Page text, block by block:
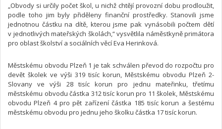
„Obvody si určily počet škol, u nichž chtějí provozní dobu prodloužit,
podle toho jim byly přiděleny finanční prostředky. Stanovili jsme
jednotnou částku na dítě, kterou jsme pak vynásobili počtem dětí
v jednotlivých mateřských školách,“ vysvětlila náměstkyně primátora
pro oblast školství a sociálních věcí Eva Herinková.
Městskému obvodu Plzeň 1 je tak schválen převod do rozpočtu pro
devět školek ve výši 319 tisíc korun, Městskému obvodu Plzeň 2-
Slovany ve výši 28 tisíc korun pro jednu mateřinku, třetímu
městskému obvodu částka 312 tisíc korun pro 11 školek, Městskému
obvodu Plzeň 4 pro pět zařízení částka 185 tisíc korun a šestému
městskému obvodu pro jednu jeho školku částka 17 tisíc korun.